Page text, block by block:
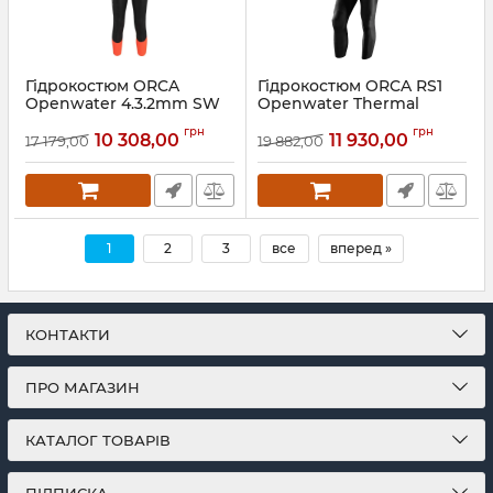
Гідрокостюм ORCA
Openwater 4.3.2mm SW
Артикул: KN200701
17 179,00 10 308,00 грн
Гідрокостюм ORCA RS1
Openwater Thermal
Артикул: LN2T0901
19 882,00 11 930,00 грн
1 2 3 все вперед »
КОНТАКТИ
ПРО МАГАЗИН
КАТАЛОГ ТОВАРІВ